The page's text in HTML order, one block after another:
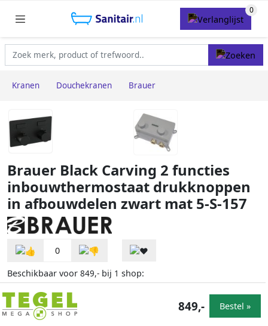
Kranen Douchekranen Brauer
Brauer Black Carving 2 functies
inbouwthermostaat drukknoppen
in afbouwdelen zwart mat 5-S-157
0
Beschikbaar voor 849,- bij 1 shop:
849,- Bestel »